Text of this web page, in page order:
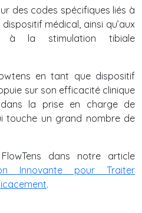
des codes spécifiques liés à
médical, ainsi qu’aux
à la stimulation tibiale
en tant que dispositif
sur son efficacité clinique
la prise en charge de
touche un grand nombre de
dans notre article
Innovante pour Traiter
.